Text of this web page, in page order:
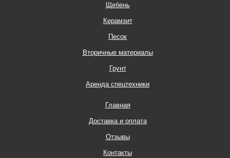
Щебень
Керамзит
Песок
Вторичные материалы
Грунт
Аренда спецтехники
Главная
Доставка и оплата
Отзывы
Контакты